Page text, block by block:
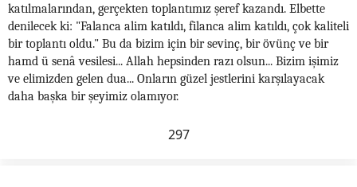
katılmalarından, gerçekten toplantımız şeref kazandı. Elbette
denilecek ki: "Falanca alim katıldı, filanca alim katıldı, çok kaliteli
bir toplantı oldu." Bu da bizim için bir sevinç, bir övünç ve bir
hamd ü senâ vesilesi... Allah hepsinden razı olsun... Bizim işimiz
ve elimizden gelen dua... Onların güzel jestlerini karşılayacak
daha başka bir şeyimiz olamıyor.
297